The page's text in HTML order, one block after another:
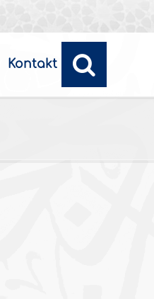
Kontakt